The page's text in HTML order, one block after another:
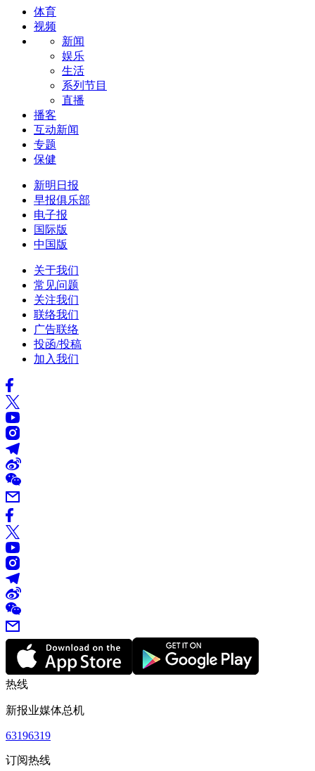
体育
视频
新闻
娱乐
生活
系列节目
直播
播客
互动新闻
专题
保健
新明日报
早报俱乐部
电子报
国际版
中国版
关于我们
常见问题
关注我们
联络我们
广告联络
投函/投稿
加入我们
热线
新报业媒体总机
63196319
订阅热线